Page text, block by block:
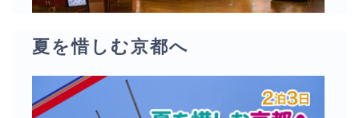
夏を惜しむ京都へ